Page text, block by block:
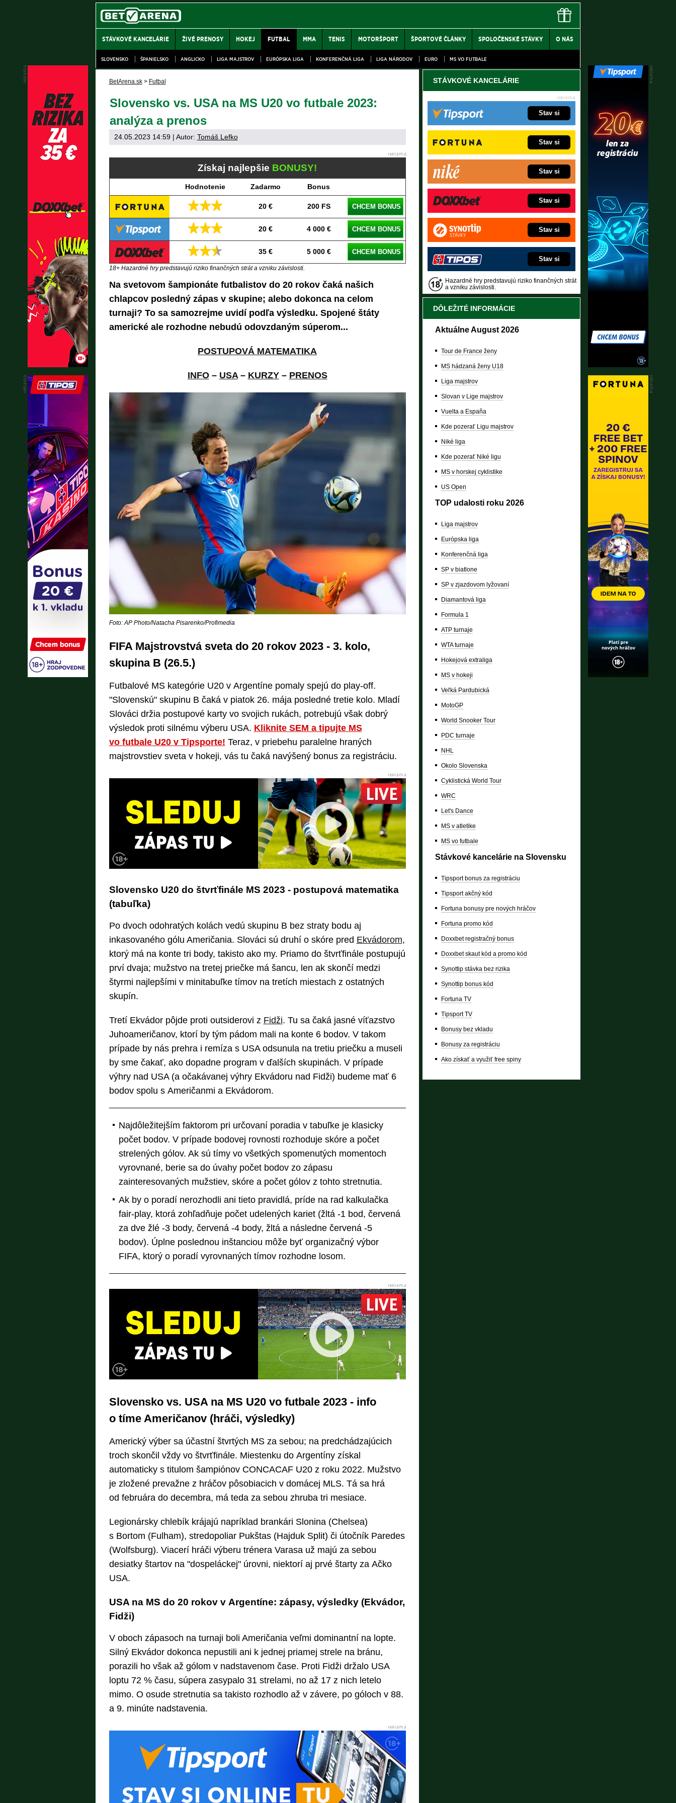
STÁVKOVÉ KANCELÁRIE ŽIVÉ PRENOSY HOKEJ FUTBAL MMA TENIS MOTORŠPORT ŠPORTOVÉ ČLÁNKY SPOLOČENSKÉ STÁVKY O NÁS
SLOVENSKO ŠPANIELSKO ANGLICKO LIGA MAJSTROV EURÓPSKA LIGA KONFERENČNÁ LIGA LIGA NÁRODOV EURO MS VO FUTBALE
BetArena.sk > Futbal
Slovensko vs. USA na MS U20 vo futbale 2023:
analýza a prenos
24.05.2023 14:59| Autor: Tomáš Lefko
Získaj najlepšie BONUSY!
Hodnotenie Zadarmo Bonus
20 € 200 FS CHCEM BONUS
20 € 4 000 € CHCEM BONUS
35 € 5 000 € CHCEM BONUS
18+ Hazardné hry predstavujú riziko finančných strát a vzniku závislosti.
Na svetovom šampionáte futbalistov do 20 rokov čaká našich
chlapcov posledný zápas v skupine; alebo dokonca na celom
turnaji? To sa samozrejme uvidí podľa výsledku. Spojené štáty
americké ale rozhodne nebudú odovzdaným súperom...
POSTUPOVÁ MATEMATIKA
INFO– USA– KURZY– PRENOS
Foto: AP Photo/Natacha Pisarenko/Profimedia
FIFA Majstrovstvá sveta do 20 rokov 2023 - 3. kolo,
skupina B (26.5.)
Futbalové MS kategórie U20 v Argentíne pomaly spejú do play-off.
"Slovenskú" skupinu B čaká v piatok 26. mája posledné tretie kolo. Mladí
Slováci držia postupové karty vo svojich rukách, potrebujú však dobrý
výsledok proti silnému výberu USA. Kliknite SEM a tipujte MS
vo futbale U20 v Tipsporte! Teraz, v priebehu paralelne hraných
majstrovstiev sveta v hokeji, vás tu čaká navýšený bonus za registráciu.
Slovensko U20 do štvrťfinále MS 2023 - postupová matematika
(tabuľka)
Po dvoch odohratých kolách vedú skupinu B bez straty bodu aj
inkasovaného gólu Američania. Slováci sú druhí o skóre pred Ekvádorom,
ktorý má na konte tri body, takisto ako my. Priamo do štvrťfinále postupujú
prví dvaja; mužstvo na tretej priečke má šancu, len ak skončí medzi
štyrmi najlepšími v minitabuľke tímov na tretích miestach z ostatných
skupín.
Tretí Ekvádor pôjde proti outsiderovi z Fidži. Tu sa čaká jasné víťazstvo
Juhoameričanov, ktorí by tým pádom mali na konte 6 bodov. V takom
prípade by nás prehra i remíza s USA odsunula na tretiu priečku a museli
by sme čakať, ako dopadne program v ďalších skupinách. V prípade
výhry nad USA (a očakávanej výhry Ekvádoru nad Fidži) budeme mať 6
bodov spolu s Američanmi a Ekvádorom.
Najdôležitejším faktorom pri určovaní poradia v tabuľke je klasicky
počet bodov. V prípade bodovej rovnosti rozhoduje skóre a počet
strelených gólov. Ak sú tímy vo všetkých spomenutých momentoch
vyrovnané, berie sa do úvahy počet bodov zo zápasu
zainteresovaných mužstiev, skóre a počet gólov z tohto stretnutia.
Ak by o poradí nerozhodli ani tieto pravidlá, príde na rad kalkulačka
fair-play, ktorá zohľadňuje počet udelených kariet (žltá -1 bod, červená
za dve žlé -3 body, červená -4 body, žltá a následne červená -5
bodov). Úplne poslednou inštanciou môže byť organizačný výbor
FIFA, ktorý o poradí vyrovnaných tímov rozhodne losom.
Slovensko vs. USA na MS U20 vo futbale 2023 - info
o tíme Američanov (hráči, výsledky)
Americký výber sa účastní štvrtých MS za sebou; na predchádzajúcich
troch skončil vždy vo štvrťfinále. Miestenku do Argentíny získal
automaticky s titulom šampiónov CONCACAF U20 z roku 2022. Mužstvo
je zložené prevažne z hráčov pôsobiacich v domácej MLS. Tá sa hrá
od februára do decembra, má teda za sebou zhruba tri mesiace.
Legionársky chlebík krájajú napríklad brankári Slonina (Chelsea)
s Bortom (Fulham), stredopoliar Pukštas (Hajduk Split) či útočník Paredes
(Wolfsburg). Viacerí hráči výberu trénera Varasa už majú za sebou
desiatky štartov na "dospeláckej" úrovni, niektorí aj prvé štarty za Ačko
USA.
USA na MS do 20 rokov v Argentíne: zápasy, výsledky (Ekvádor,
Fidži)
V oboch zápasoch na turnaji boli Američania veľmi dominantní na lopte.
Silný Ekvádor dokonca nepustili ani k jednej priamej strele na bránu,
porazili ho však až gólom v nadstavenom čase. Proti Fidži držalo USA
loptu 72 % času, súpera zasypalo 31 strelami, no až 17 z nich letelo
mimo. O osude stretnutia sa takisto rozhodlo až v závere, po góloch v 88.
a 9. minúte nadstavenia.
STÁVKOVÉ KANCELÁRIE
Stav si
Stav si
Stav si
Stav si
Stav si
Stav si
Hazardné hry predstavujú riziko finančných strát
a vzniku závislosti.
DÔLEŽITÉ INFORMÁCIE
Aktuálne August 2026
Tour de France ženy
MS hádzaná ženy U18
Liga majstrov
Slovan v Lige majstrov
Vuelta a España
Kde pozerať Ligu majstrov
Niké liga
Kde pozerať Niké ligu
MS v horskej cyklistike
US Open
TOP udalosti roku 2026
Liga majstrov
Európska liga
Konferenčná liga
SP v biatlone
SP v zjazdovom lyžovaní
Diamantová liga
Formula 1
ATP turnaje
WTA turnaje
Hokejová extraliga
MS v hokeji
Veľká Pardubická
MotoGP
World Snooker Tour
PDC turnaje
NHL
Okolo Slovenska
Cyklistická World Tour
WRC
Let's Dance
MS v atletike
MS vo futbale
Stávkové kancelárie na Slovensku
Tipsport bonus za registráciu
Tipsport akčný kód
Fortuna bonusy pre nových hráčov
Fortuna promo kód
Doxxbet registračný bonus
Doxxbet skaut kód a promo kód
Synottip stávka bez rizika
Synottip bonus kód
Fortuna TV
Tipsport TV
Bonusy bez vkladu
Bonusy za registráciu
Ako získať a využiť free spiny